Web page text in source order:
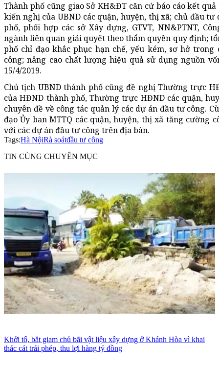
Thành phố cũng giao Sở KH&ĐT căn cứ báo cáo kết
kiến nghị của UBND các quận, huyện, thị xã; chủ đầu
phố, phối hợp các sở Xây dựng, GTVT, NN&PTNT,
ngành liên quan giải quyết theo thẩm quyền quy định;
phố chỉ đạo khắc phục hạn chế, yếu kém, sơ hở
công; nâng cao chất lượng hiệu quả sử dụng nguồn
15/4/2019.
Chủ tịch UBND thành phố cũng đề nghị Thường trực
của HĐND thành phố, Thường trực HĐND các quận,
chuyên đề về công tác quản lý các dự án đầu tư công.
đạo Ủy ban MTTQ các quận, huyện, thị xã tăng cường
với các dự án đầu tư công trên địa bàn.
Tags:Hà NộiRà soátđầu tư công
TIN CÙNG CHUYÊN MỤC
Khởi tố, bắt giam chủ bãi vật liệu xây dựng ở Khánh Hòa vì khai
thác cát trái phép, thu lợi hàng tỷ đồng